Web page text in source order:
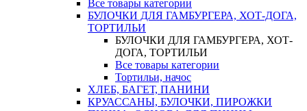
Все товары категории
БУЛОЧКИ ДЛЯ ГАМБУРГЕРА, ХОТ-ДОГА,
ТОРТИЛЬИ
БУЛОЧКИ ДЛЯ ГАМБУРГЕРА, ХОТ-
ДОГА, ТОРТИЛЬИ
Все товары категории
Тортильи, начос
ХЛЕБ, БАГЕТ, ПАНИНИ
КРУАССАНЫ, БУЛОЧКИ, ПИРОЖКИ